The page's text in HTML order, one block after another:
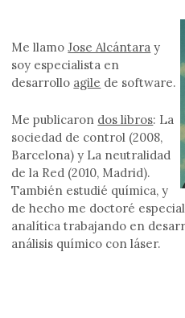
Me llamoJose Alcántara y
soy especialista en
desarrollo agile de software.
Me publicaron dos libros: La
sociedad de control (2008,
Barcelona) y La neutralidad
de la Red (2010, Madrid).
También estudié química, y
de hecho me doctoré
analítica trabajando en
análisis químico con láser.